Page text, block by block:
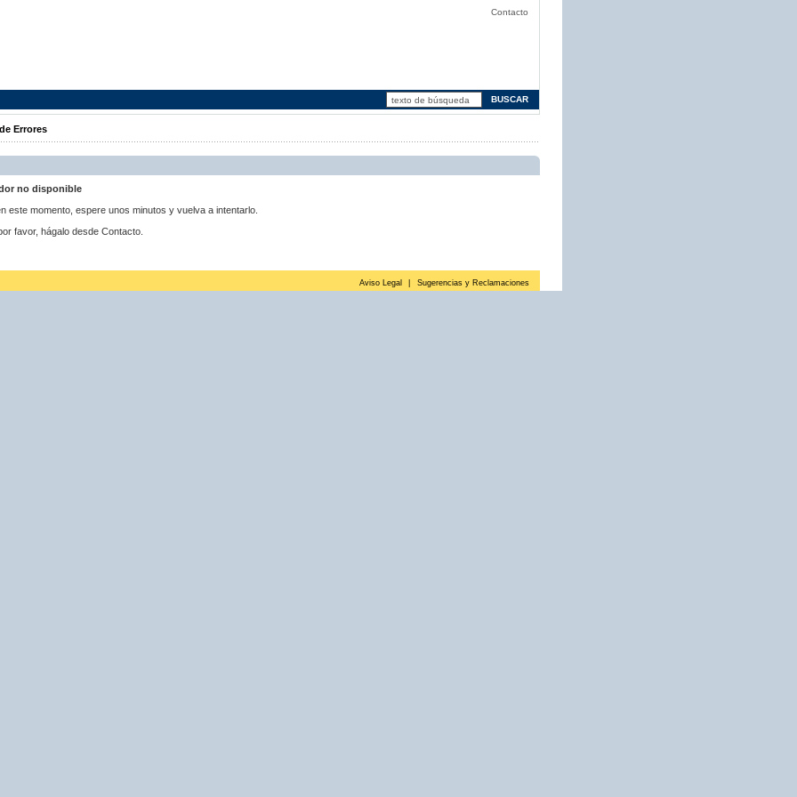
Contacto
Errores
no disponible
este momento, espere unos minutos y vuelva a intentarlo.
favor, hágalo desde Contacto.
Aviso Legal Sugerencias y Reclamaciones